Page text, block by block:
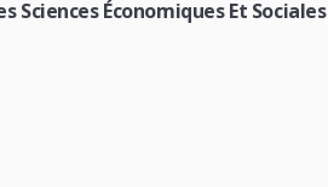
Sciences Économiques Et Sociales